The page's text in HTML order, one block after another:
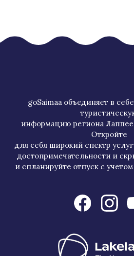
goSaimaa объединяет в
информацию региона
Откройте
для себя широкий спектр
достопримечательности и
и спланируйте отпуск с